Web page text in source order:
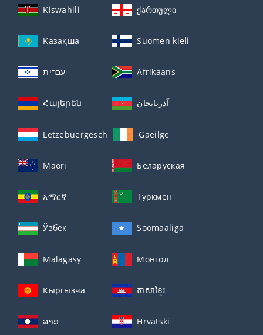
Kiswahili ქართული
Қазақша Suomen kieli
עברית Afrikaans
Հայերեն آذربايجان
Lëtzebuergesch Gaeilge
Maori Беларуская
አማርኛ Туркмен
Ўзбек Soomaaliga
Malagasy Монгол
Кыргызча ភាសាខ្មែរ
ລາວ Hrvatski